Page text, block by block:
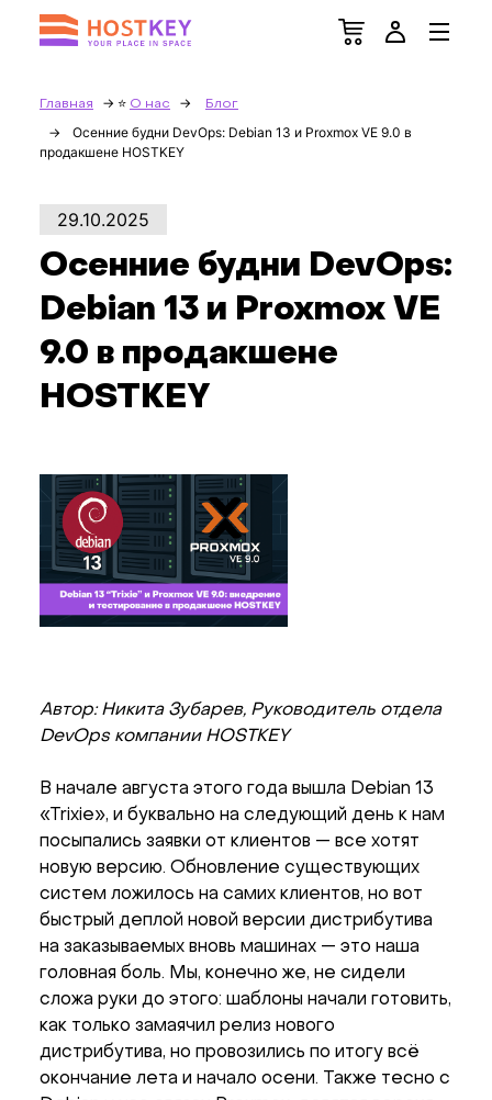
Главная О нас Блог
Осенние будни DevOps: Debian 13 и Proxmox VE 9.0 в
продакшене HOSTKEY
29.10.2025
Осенние будни DevOps:
Debian 13 и Proxmox VE
9.0 в продакшене
HOSTKEY
Автор: Никита Зубарев, Руководитель отдела
DevOps компании HOSTKEY
В начале августа этого года вышла Debian 13
«Trixie», и буквально на следующий день к нам
посыпались заявки от клиентов — все хотят
новую версию. Обновление существующих
систем ложилось на самих клиентов, но вот
быстрый деплой новой версии дистрибутива
на заказываемых вновь машинах — это наша
головная боль. Мы, конечно же, не сидели
сложа руки до этого: шаблоны начали готовить,
как только замаячил релиз нового
дистрибутива, но провозились по итогу всё
окончание лета и начало осени. Также тесно с